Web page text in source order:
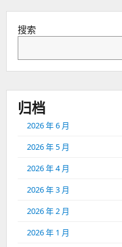
搜索
归档
2026 年 6 月
2026 年 5 月
2026 年 4 月
2026 年 3 月
2026 年 2 月
2026 年 1 月